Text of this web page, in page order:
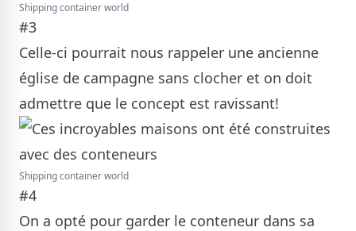
Shipping container world
#3
Celle-ci pourrait nous rappeler une ancienne
église de campagne sans clocher et on doit
admettre que le concept est ravissant!
Shipping container world
#4
On a opté pour garder le conteneur dans sa